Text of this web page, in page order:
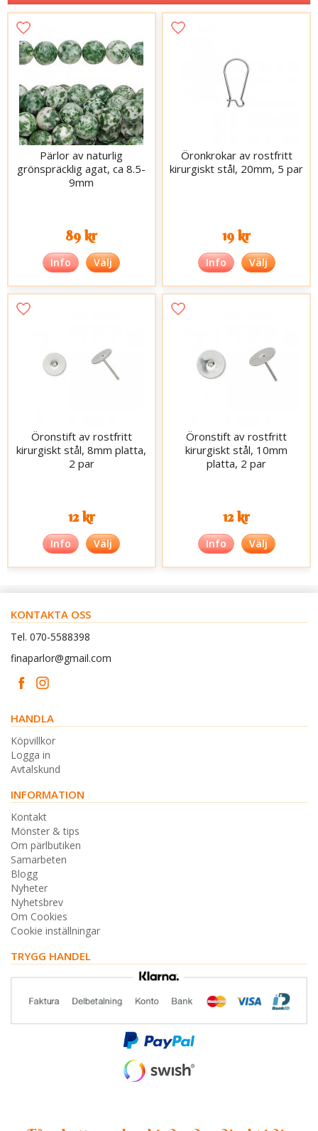
Pärlor av naturlig
grönspräcklig agat, ca 8.5-
9mm
89 kr
Info Välj
Öronkrokar av rostfritt
kirurgiskt stål, 20mm, 5 par
19 kr
Info Välj
Öronstift av rostfritt
kirurgiskt stål, 8mm platta,
2 par
12 kr
Info Välj
Öronstift av rostfritt
kirurgiskt stål, 10mm
platta, 2 par
12 kr
Info Välj
KONTAKTA OSS
Tel. 070-5588398
finaparlor@gmail.com
HANDLA
Köpvillkor
Logga in
Avtalskund
INFORMATION
Kontakt
Mönster & tips
Om pärlbutiken
Samarbeten
Blogg
Nyheter
Nyhetsbrev
Om Cookies
Cookie inställningar
TRYGG HANDEL